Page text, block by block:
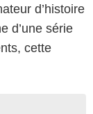
d’histoire
d’une série
cette